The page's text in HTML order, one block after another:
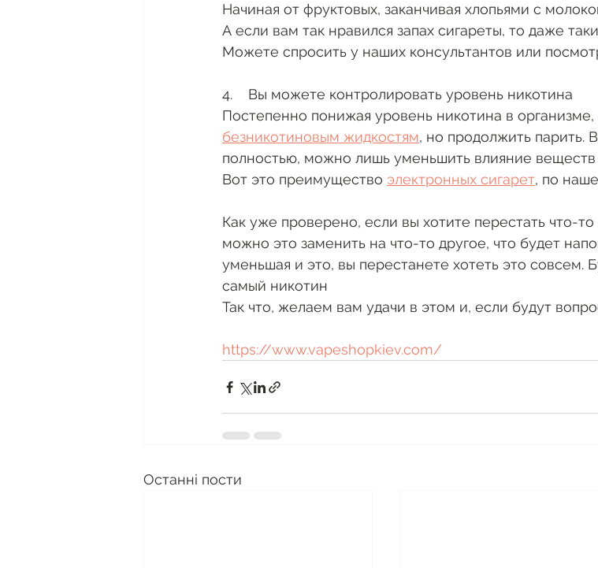
Начиная от фруктовых, заканчивая хлопьями с
А если вам так нравился запах сигареты, то даже
Можете спросить у наших консультантов или
4.    Вы можете контролировать уровень никотина
Постепенно понижая уровень никотина в
безникотиновым жидкостям, но продолжить парить.
полностью, можно лишь уменьшить влияние веществ
Вот это преимущество электронных сигарет, по
Как уже проверено, если вы хотите перестать что-то
можно это заменить на что-то другое, что будет
уменьшая и это, вы перестанете хотеть это совсем.
самый никотин
Так что, желаем вам удачи в этом и, если будут
https://www.vapeshopkiev.com/
Останні пости